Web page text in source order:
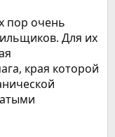
пор очень
Для их
края которой